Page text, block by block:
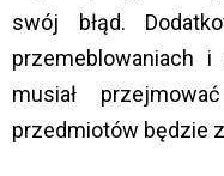
swój błąd.
przemeblowaniach
musiał
przedmiotów będzie